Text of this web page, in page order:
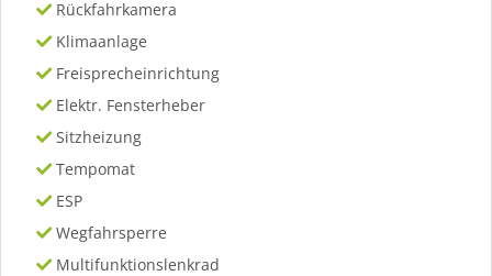
Rückfahrkamera
Klimaanlage
Freisprecheinrichtung
Elektr. Fensterheber
Sitzheizung
Tempomat
ESP
Wegfahrsperre
Multifunktionslenkrad